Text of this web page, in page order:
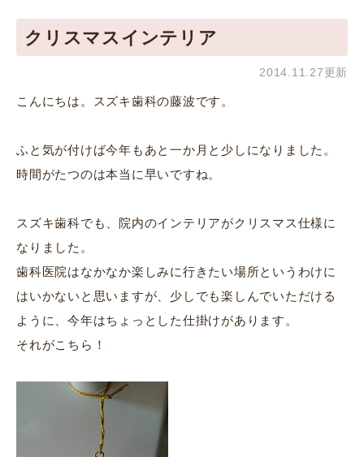
クリスマスインテリア
2014.11.27更新
こんにちは。スズキ歯科の藤波です。
ふと気が付けば今年もあと一か月と少しになりました。
時間がたつのは本当に早いですね。
スズキ歯科でも、院内のインテリアがクリスマス仕様に
なりました。
歯科医院はなかなか楽しみに行きたい場所というわけに
はいかないと思いますが、少しでも楽しんでいただける
ように、今年はちょっとした仕掛けがあります。
それがこちら！